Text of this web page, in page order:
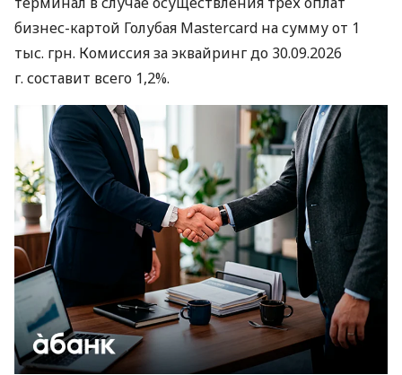
бизнес-картой Голубая Mastercard на сумму от 1
тыс. грн. Комиссия за эквайринг до 30.09.2026
г. составит всего 1,2%.